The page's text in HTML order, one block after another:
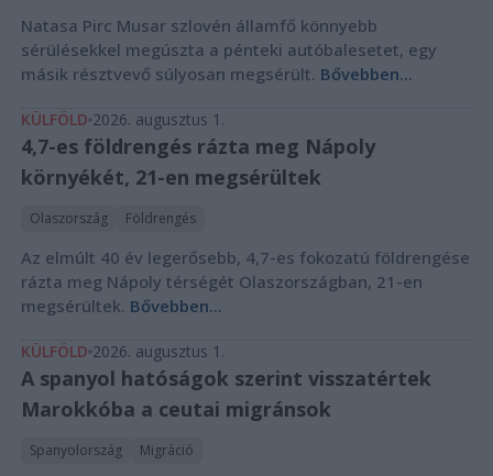
Natasa Pirc Musar szlovén államfő könnyebb
sérülésekkel megúszta a pénteki autóbalesetet, egy
másik résztvevő súlyosan megsérült. Bővebben...
KÜLFÖLD 2026. augusztus 1.
4,7-es földrengés rázta meg Nápoly
környékét, 21-en megsérültek
Olaszország Földrengés
Az elmúlt 40 év legerősebb, 4,7-es fokozatú földrengése
rázta meg Nápoly térségét Olaszországban, 21-en
megsérültek. Bővebben...
KÜLFÖLD 2026. augusztus 1.
A spanyol hatóságok szerint visszatértek
Marokkóba a ceutai migránsok
Spanyolország Migráció